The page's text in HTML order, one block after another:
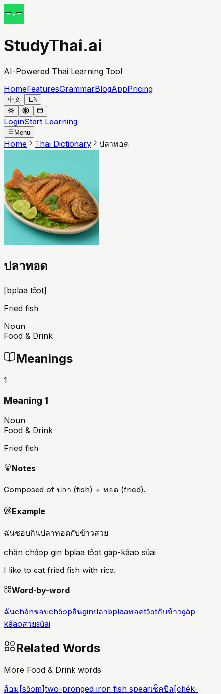
StudyThai.ai
AI-Powered Thai Learning Tool
HomeFeaturesGrammarBlogAppPricing
中文 EN
LoginStart Learning
Menu
Home Thai Dictionary ปลาทอด
ปลาทอด
[bplaa tɔ̂ɔt]
Fried fish
Noun
Food & Drink
Meanings
1
Meaning 1
Noun
Food & Drink
Fried fish
Notes
Composed of ปลา (fish) + ทอด (fried).
Example
ฉันชอบกินปลาทอดกับข้าวสวย
chǎn chɔ̂ɔp gin bplaa tɔ̂ɔt gàp-kâao sǔai
I like to eat fried fish with rice.
Word-by-word
ฉันchǎnชอบchɔ̂ɔpกินginปลาbplaaทอดtɔ̂ɔtกับข้าวgàp-
kâaoสวยsǔai
Related Words
More Food & Drink words
ส้อม [sɔ̂ɔm]two-pronged iron fish spearเช็คบิล [chék-